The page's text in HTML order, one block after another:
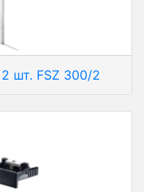
шт. FSZ 300/2